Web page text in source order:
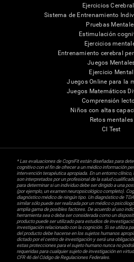
Ejercicios
Sistema de Entrenamiento
Pruebas
Estimulación
Ejercicios
Entrenamiento cerebral
Juegos
Ejercicio Mental
Juegos Online para la
Juegos Matemáticos
Comprensión
Niños con altas
Retos mentales
CI Test
* Las evaluaciones de CogniFit están diseñadas para
cognitivo con el fin de ofrecer a un médico información
intervención terapéutica apropiada. En un entorno
son interpretados por un profesional de la salud
para determinar si un individuo debe ser dirigido a una
(por ejemplo, un examen neuropsicológico completo).
diagnóstico médico de ningún tipo. Un diagnóstico de
similar sólo puede ser realizada por un médico o
amplia gama de posibles factores. De acuerdo al uso
herramienta sea o deba ser considerada como un
producto puede ser utilizado para estudios de
investigación relacionado con la cognición. Si se utiliza
del producto debe hacerse en los sujetos humanos
dictado por el centro de investigación y será una
estas protecciones para el sujeto humano nunca no
requeridas para cualquier sujeto de investigación en
CFR 46 del Código de Regulaciones Federales.